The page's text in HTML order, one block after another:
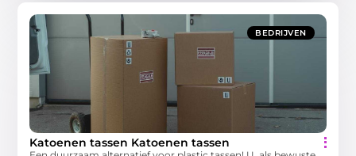
BEDRIJVEN
Katoenen tassen Katoenen tassen